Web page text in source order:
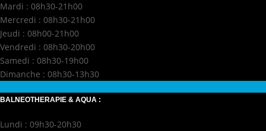
Mardi : 08h30-21h00
Mercredi : 08h30-21h00
Jeudi : 08h00-21h00
Vendredi : 08h30-20h00
Samedi : 08h30-19h00
Dimanche : 08h30-13h30
BALNEOTHERAPIE & AQUA :
Lundi : 09h30-20h30